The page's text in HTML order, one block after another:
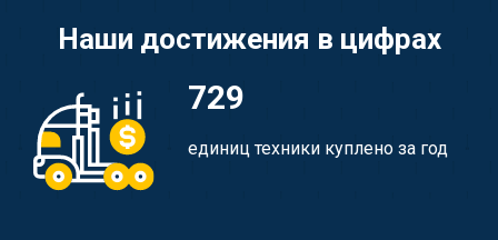
Наши достижения в цифрах
729
единиц техники куплено за год